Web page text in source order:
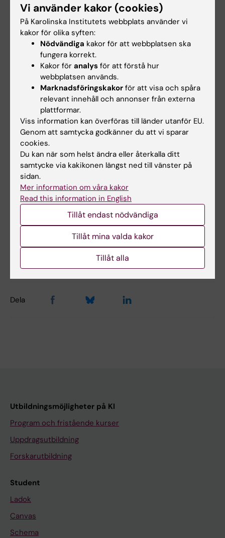
naturvetenskap och medicin och vill ha ett
arbete som är roligt och utvecklande så
tycker jag att du skall välja det här
programmet. Det finns så många olika kliniska
laboratorier att välja på och vid intresse kan
du gå vidare och börja forska i någon
forskningsgrupp. Om du tycker det känns
svårt med kurserna i början är mitt råd att inte
ge upp. På BMA utbildningen har du stöd av
de praktiska laborationerna och det kommer
hjälpa dig att förstå teorin.
Hade du nytta av informationen på denna sida?
Yes
No
Innehållsgranskare:
2026-03-27
Dela
Utbildningsmöjligheter på KI
Program och fristående kurser
Uppdragsutbildning
Forskarutbildning
Student
Ladok
Canvas
Schema
Vi använder kakor (cookies)
På Karolinska Institutets webbplats använder vi
kakor för olika syften:
Nödvändiga kakor för att webbplatsen ska
fungera korrekt.
Kakor för analys för att förstå hur
webbplatsen används.
Marknadsföringskakor för att visa och spåra
relevant innehåll och annonser från externa
plattformar.
Viss information kan överföras till länder utanför EU.
Genom att samtycka godkänner du att vi sparar
cookies.
Du kan när som helst ändra eller återkalla ditt
samtycke via kakikonen längst ned till vänster på
sidan.
Mer information om våra kakor
Read this information in English
Tillåt endast nödvändiga
Tillåt mina valda kakor
Tillåt alla